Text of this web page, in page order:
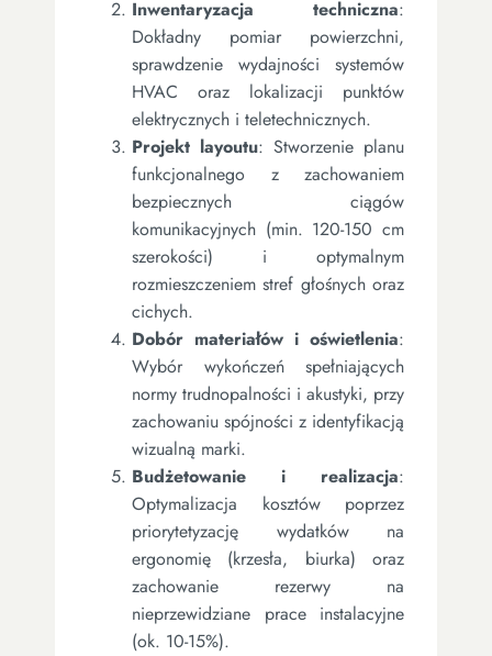
Inwentaryzacja techniczna:
Dokładny pomiar powierzchni,
sprawdzenie wydajności systemów
HVAC oraz lokalizacji punktów
elektrycznych i teletechnicznych.
Projekt layoutu: Stworzenie planu
funkcjonalnego z zachowaniem
bezpiecznych ciągów
komunikacyjnych (min. 120-150 cm
szerokości) i optymalnym
rozmieszczeniem stref głośnych oraz
cichych.
Dobór materiałów i oświetlenia:
Wybór wykończeń spełniających
normy trudnopalności i akustyki, przy
zachowaniu spójności z identyfikacją
wizualną marki.
Budżetowanie i realizacja:
Optymalizacja kosztów poprzez
priorytetyzację wydatków na
ergonomię (krzesła, biurka) oraz
zachowanie rezerwy na
nieprzewidziane prace instalacyjne
(ok. 10-15%).